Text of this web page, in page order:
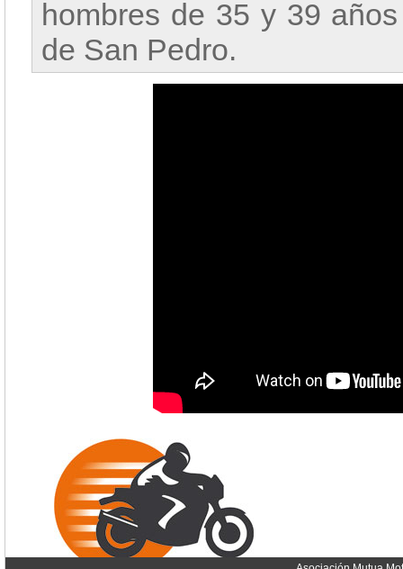
hombres de 35 y 39
de San Pedro.